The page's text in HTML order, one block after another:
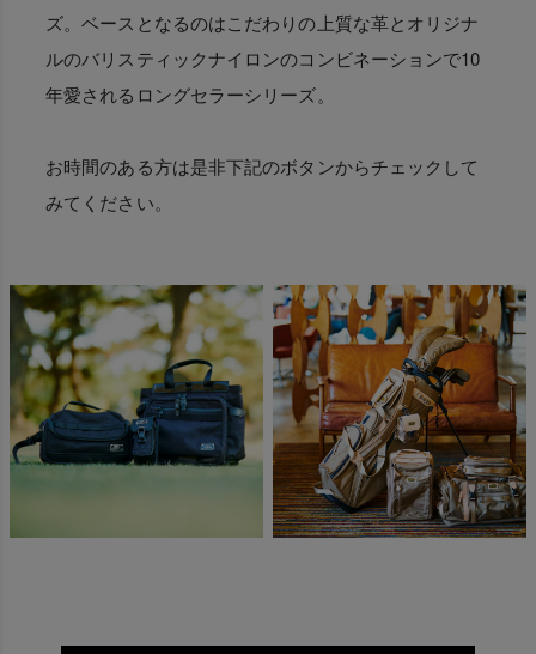
ズ。ベースとなるのはこだわりの上質な革とオリジナ
ルのバリスティックナイロンのコンビネーションで10
年愛されるロングセラーシリーズ。
お時間のある方は是非下記のボタンからチェックして
みてください。